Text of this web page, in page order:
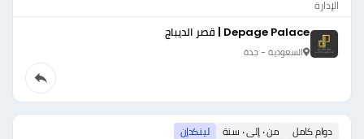
الإدارة
Depage Palace | قصر الديباج
السعودية - جدة
دوام كامل من ٠ إلى ٠ سنة لينكدإن